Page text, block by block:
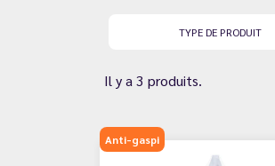
TYPE DE PRODUIT
Il y a 3 produits.
Anti-gaspi